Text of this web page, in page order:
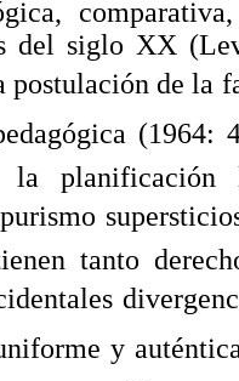
del siglo XX
de la
la
tanto
y